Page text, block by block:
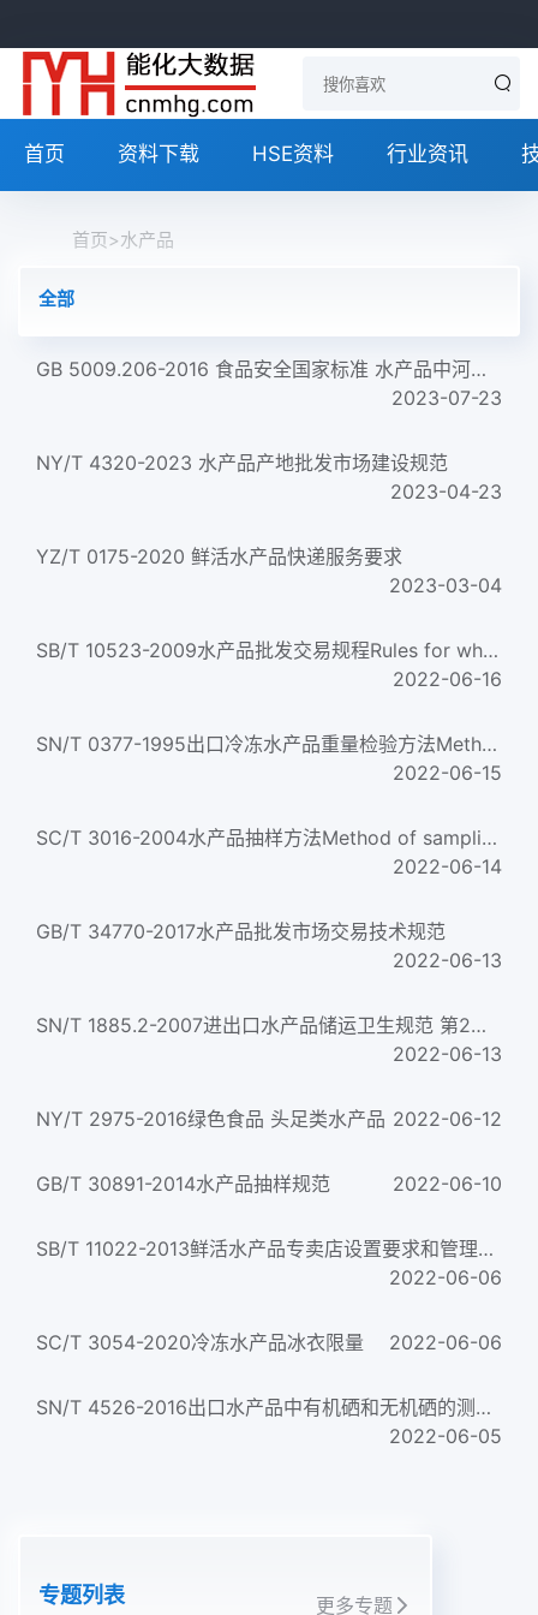
首页 资料下载 HSE资料 行业资讯
首页>水产品
全部
GB 5009.206-2016 食品安全国家标准 水产品中河豚毒素的测定
2023-07-23
NY/T 4320-2023 水产品产地批发市场建设规范
2023-04-23
YZ/T 0175-2020 鲜活水产品快递服务要求
2023-03-04
SB/T 10523-2009水产品批发交易规程Rules for wholesale of fishery products
2022-06-16
SN/T 0377-1995出口冷冻水产品重量检验方法Method of weight testing in frozen fishery products for export...
2022-06-15
SC/T 3016-2004水产品抽样方法Method of sampling plans for fish and fishery products
2022-06-14
GB/T 34770-2017水产品批发市场交易技术规范
2022-06-13
SN/T 1885.2-2007进出口水产品储运卫生规范 第2部分:水产品运输
2022-06-13
NY/T 2975-2016绿色食品 头足类水产品 2022-06-12
GB/T 30891-2014水产品抽样规范 2022-06-10
SB/T 11022-2013鲜活水产品专卖店设置要求和管理规范
2022-06-06
SC/T 3054-2020冷冻水产品冰衣限量 2022-06-06
SN/T 4526-2016出口水产品中有机硒和无机硒的测定 氢化物发生原子荧光光谱法
2022-06-05
专题列表 更多专题